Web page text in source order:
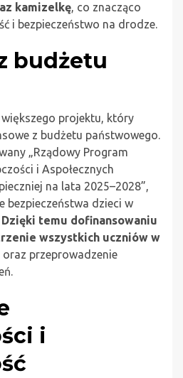
kamizelkę, co znacząco
i bezpieczeństwo na drodze.
budżetu
większego projektu, który
z budżetu państwowego.
„Rządowy Program
i Aspołecznych
na lata 2025–2028”,
bezpieczeństwa dzieci w
Dzięki temu dofinansowaniu
wszystkich uczniów w
oraz przeprowadzenie
i